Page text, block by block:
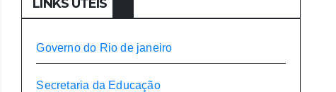
LINKS ÚTEIS
Governo do Rio de janeiro​
Secretaria da Educação​